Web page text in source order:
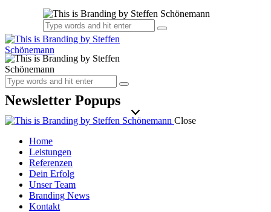
Newsletter Popups
Close
Home
Leistungen
Referenzen
Dein Erfolg
Unser Team
Branding News
Kontakt